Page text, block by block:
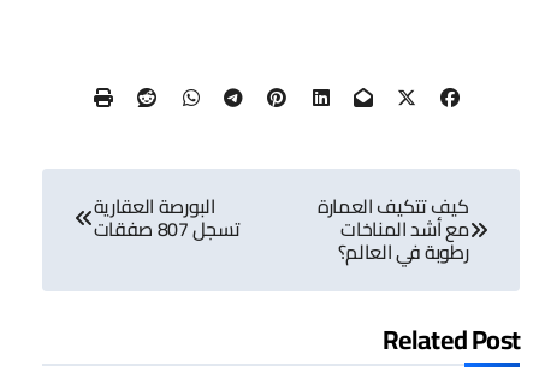
تصفّح
المقالات
كيف تتكيف العمارة
مع أشد المناخات
رطوبة في العالم؟
البورصة العقارية
تسجل 807 صفقات
Related Post